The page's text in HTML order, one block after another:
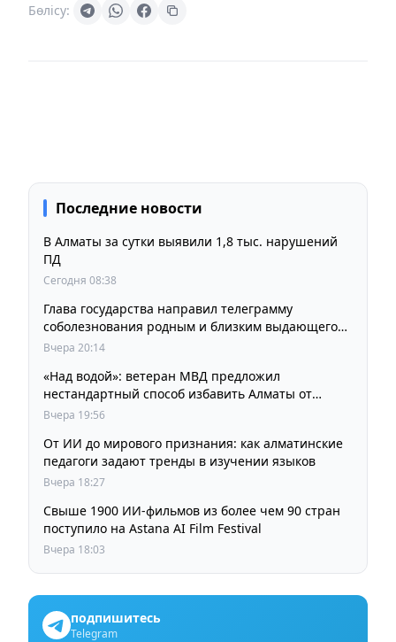
Бөлісу:
Последние новости
В Алматы за сутки выявили 1,8 тыс. нарушений
ПД
Сегодня 08:38
Глава государства направил телеграмму
соболезнования родным и близким выдающегося
кинорежиссера Ардака Амиркулова
Вчера 20:14
«Над водой»: ветеран МВД предложил
нестандартный способ избавить Алматы от
пробок и смога
Вчера 19:56
От ИИ до мирового признания: как алматинские
педагоги задают тренды в изучении языков
Вчера 18:27
Свыше 1900 ИИ-фильмов из более чем 90 стран
поступило на Astana AI Film Festival
Вчера 18:03
подпишитесь
Telegram